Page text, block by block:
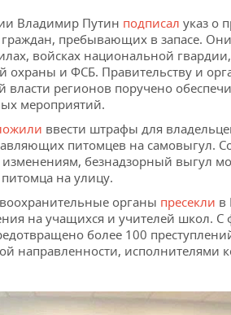
Владимир Путин подписал указ о
пребывающих в запасе.
войсках национальной
охраны и ФСБ. Правительству и
власти регионов поручено
мероприятий.
ввести штрафы для
питомцев на самовыгул.
безнадзорный выгул
на улицу.
органы пресекли в
на учащихся и учителей школ. С
более 100
направленности, исполнителями